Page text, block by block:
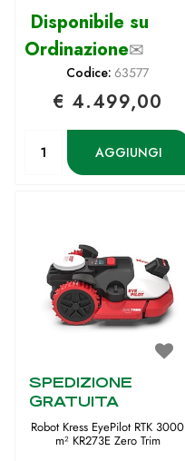
Disponibile su
Ordinazione✉
Codice: 63577
€ 4.499,00
AGGIUNGI
SPEDIZIONE
GRATUITA
Robot Kress EyePilot RTK 3000
m² KR273E Zero Trim